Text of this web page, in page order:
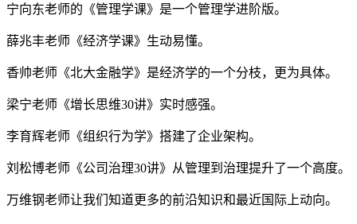
宁向东老师的《管理学课》是一个管理学进阶版。
薛兆丰老师《经济学课》生动易懂。
香帅老师《北大金融学》是经济学的一个分枝，更为具体。
梁宁老师《增长思维30讲》实时感强。
李育辉老师《组织行为学》搭建了企业架构。
刘松博老师《公司治理30讲》从管理到治理提升了一个高度。
万维钢老师让我们知道更多的前沿知识和最近国际上动向。